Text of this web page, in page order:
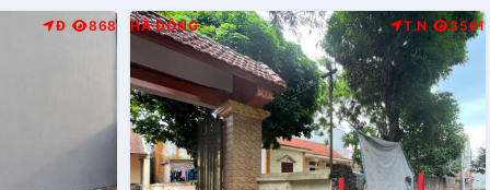
Đ 868 HÀ ĐÔNG T.N 3561